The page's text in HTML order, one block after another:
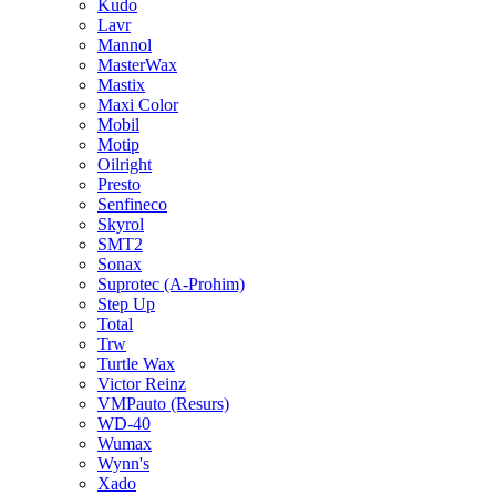
Kudo
Lavr
Mannol
MasterWax
Mastix
Maxi Color
Mobil
Motip
Oilright
Presto
Senfineco
Skyrol
SMT2
Sonax
Suprotec (A-Prohim)
Step Up
Total
Trw
Turtle Wax
Victor Reinz
VMPauto (Resurs)
WD-40
Wumax
Wynn's
Xado